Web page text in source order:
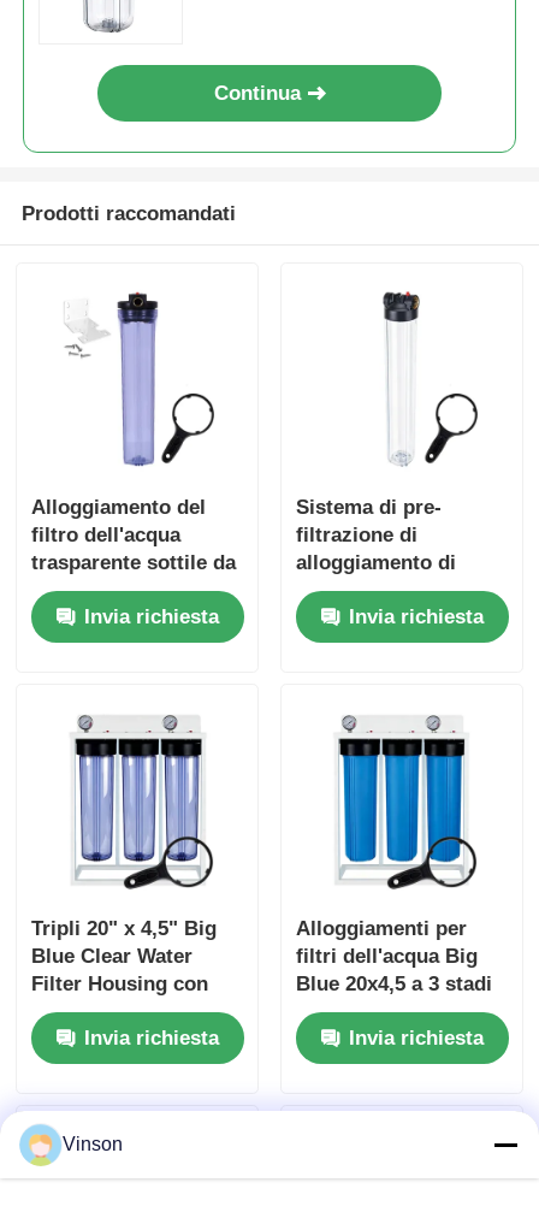
Continua
Prodotti raccomandati
Alloggiamento del
filtro dell'acqua
trasparente sottile da
20" con pulsante di
scarico del pressore
Invia richiesta
Sistema di pre-
filtrazione di
alloggiamento di
filtro idrico
commerciale
standard da 20 pollici
Invia richiesta
Tripli 20" x 4,5" Big
Blue Clear Water
Filter Housing con
manometro di
pressione C -C -C
Invia richiesta
Alloggiamenti per
filtri dell'acqua Big
Blue 20x4,5 a 3 stadi
con supporto per
filtro e manometro
Invia richiesta
Vinson